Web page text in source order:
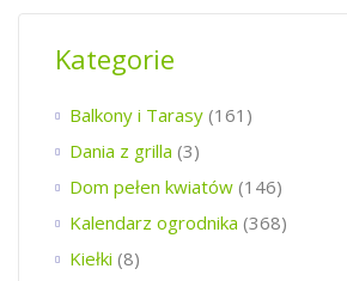
Kategorie
Balkony i Tarasy (161)
Dania z grilla (3)
Dom pełen kwiatów (146)
Kalendarz ogrodnika (368)
Kiełki (8)